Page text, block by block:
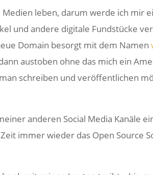
leben, darum werde ich mir
und andere digitale Fundstücke
Domain besorgt mit dem Namen
austoben ohne das mich ein
schreiben und veröffentlichen
anderen Social Media Kanäle
immer wieder das Open Source